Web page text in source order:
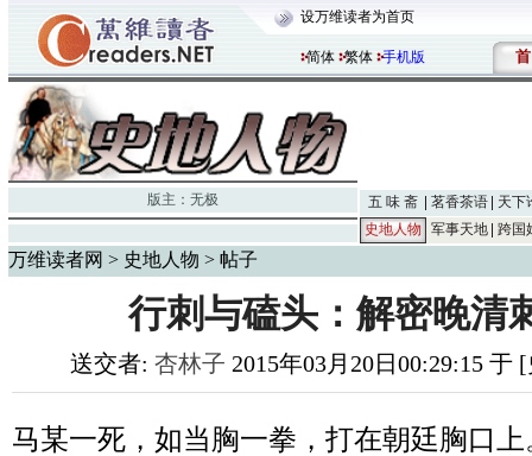
设万维读者为首页
简体 繁体 手机版 首
版主： 无极 五 味 斋 茗香茶语
天下
史地人物
军事天地 跨国
万维读者网 > 史地人物 > 帖子
行刺与磕头：解密晚清
送交者: 杏林子 2015年03月20日00:29:15 于
马某一死，如当胸一拳，打在朝廷胸口